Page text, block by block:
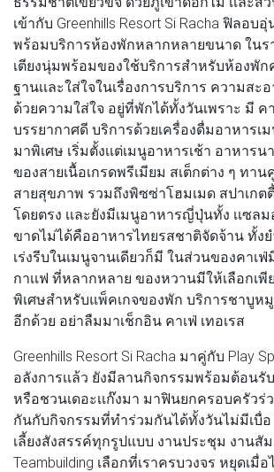
เข้ากับ Greenhills Resort Si Racha ฟิลอบ
พร้อมบริการห้องพักหลากหลายขนาด ในร
เตียงนุ่มพร้อมของใช้บริการสำหรับห้องพั
ฐานเเละใส่ใจในเรื่องการบริการ ความสะ
ด้วยความใส่ใจ อยู่ที่พักได้ทั้งวันเพราะ มี คา
บรรยากาศดี บริการด้วยเครื่องดื่มอาหารเ
มาพิเศษ เริ่มตั้งเเต่เมนูอาหารเช้า อาหาร
ของสายเนื้อเกรดพรีเมียม สเต็กต่าง ๆ ทา
สายสุขภาพ รวมถึงพิซซ่าโฮมเมด สปาเกต
โดยตรง เเละยังมีเมนูอาหารญี่ปุ่นทั้ง เเซล
ขาดไม่ได้คืออาหารไทยรสชาติจัดจ้าน ทั้ง
เร่งรีบในเมนูจานเดียวก็มี ในส่วนของคาเ
กาเเฟ ที่หลากหลาย ของหวานมีให้เลือกเ
พิเศษสำหรับแพ็คเกจของพัก บริการชาบูห
อีกด้วย อย่าลืมมาเช็กอิน คาเฟ่ เทอเรส
Greenhills Resort Si Racha มาคู่กับ Play
อลังการเเล้ว ยังมีลานกิจกรรมพร้อมต้อนรั
หรือชวนเดอะเเก๊งมา มาฟินยกครอบครัวร่
กันกับกิจกรรมที่ทำร่วมกันได้ทั้งวันไม่มีเบื่อ
เลี้ยงสังสรรค์ทุกรูปแบบ งานประชุม งานสั
Teambuilding เลือกที่เราครบวงจร หยุดเมื่